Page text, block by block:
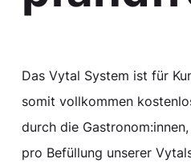
Das Vytal System ist für
somit vollkommen
durch die
pro Befüllung unserer